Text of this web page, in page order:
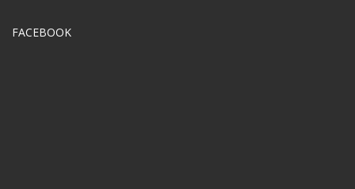
FACEBOOK